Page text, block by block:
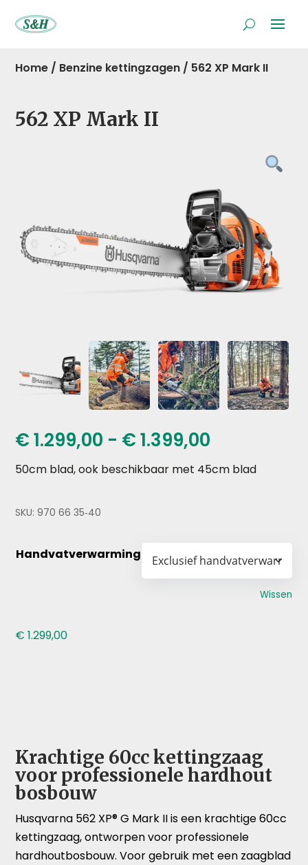
Home / Benzine kettingzagen / 562 XP Mark II
562 XP Mark II
€1.299,00 - €1.399,00
€ 1.299,00
tot
50cm blad, ook beschikbaar met 45cm blad
SKU:970 66 35‑40
Handvatverwarming
Wissen
€ 1.299,00
Krachtige 60cc kettingzaag
voor professionele hardhout
bosbouw
Husqvarna 562 XP® G Mark II is een krachtige 60cc
kettingzaag, ontworpen voor professionele
hardhoutbosbouw. Voor gebruik met een zaagblad